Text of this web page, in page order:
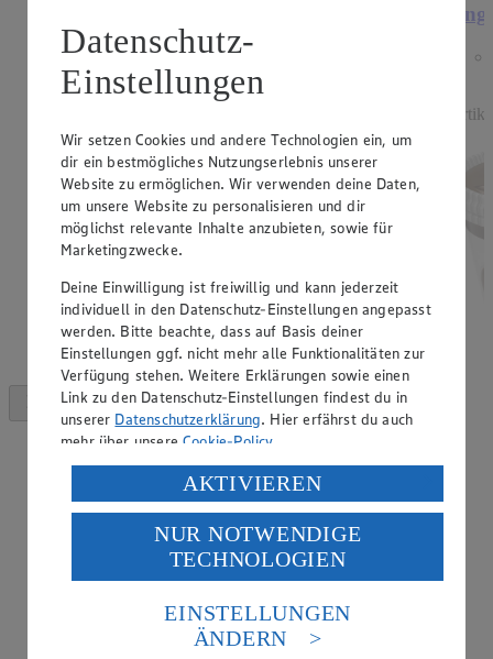
Tagespreis
Tagespreis
Datenschutz-
Einstellungen
Wir setzen Cookies und andere Technologien ein, um
dir ein bestmögliches Nutzungserlebnis unserer
Website zu ermöglichen. Wir verwenden deine Daten,
um unsere Website zu personalisieren und dir
möglichst relevante Inhalte anzubieten, sowie für
Marketingzwecke.
Deine Einwilligung ist freiwillig und kann jederzeit
individuell in den Datenschutz-Einstellungen angepasst
werden. Bitte beachte, dass auf Basis deiner
Einstellungen ggf. nicht mehr alle Funktionalitäten zur
Verfügung stehen. Weitere Erklärungen sowie einen
Link zu den Datenschutz-Einstellungen findest du in
unserer Datenschutzerklärung. Hier erfährst du auch
mehr über unsereCookie-Policy.
Verarbeitung deiner personenbezogenen Daten in den
USA durch Facebook und YouTube:
Wenn du auf „Aktivieren“ klickst, willigst du im Sinne
des Art. 49 Abs. 1 Satz 1 lit. a) DSGVO ein, dass deine
Daten in den USA verarbeitet werden. Der EuGH sieht
die USA als Land mit einem nach europäischen
Standards nicht angemessenen Datenschutzniveau an.
Es besteht das Risiko eines Zugriffs durch US-
AKTIVIEREN
NUR NOTWENDIGE
TECHNOLOGIEN
EINSTELLUNGEN
ÄNDERN